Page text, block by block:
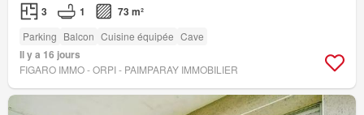
3 1 73 m²
Parking Balcon Cuisine équipée Cave
Il y a 16 jours
FIGARO IMMO - ORPI - PAIMPARAY IMMOBILIER